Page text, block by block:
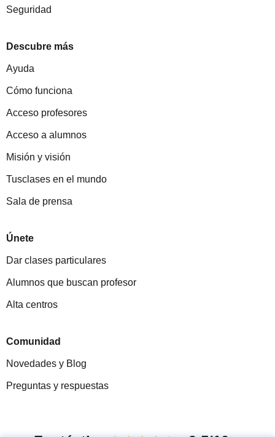
Seguridad
Descubre más
Ayuda
Cómo funciona
Acceso profesores
Acceso a alumnos
Misión y visión
Tusclases en el mundo
Sala de prensa
Únete
Dar clases particulares
Alumnos que buscan profesor
Alta centros
Comunidad
Novedades y Blog
Preguntas y respuestas